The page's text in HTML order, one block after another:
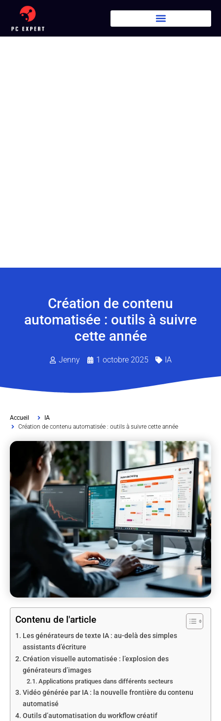
Création de contenu
automatisée : outils à suivre
cette année
Jenny 1 octobre 2025 IA
Accueil
IA
Création de contenu automatisée : outils à suivre cette année
Contenu de l'article
Les générateurs de texte IA : au-delà des simples
assistants d’écriture
Création visuelle automatisée : l’explosion des
générateurs d’images
Applications pratiques dans différents secteurs
Vidéo générée par IA : la nouvelle frontière du contenu
automatisé
Outils d’automatisation du workflow créatif